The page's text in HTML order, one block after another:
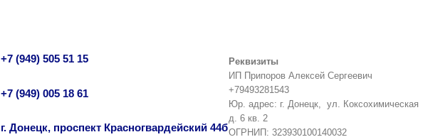
+7 (949) 505 51 15
+7 (949) 005 18 61
г. Донецк, проспект Красногвардейский 44б
Реквизиты
ИП Припоров Алексей Сергеевич
+79493281543
Юр. адрес: г. Донецк, ул. Коксохимическая
д. 6 кв. 2
ОГРНИП: 323930100140032